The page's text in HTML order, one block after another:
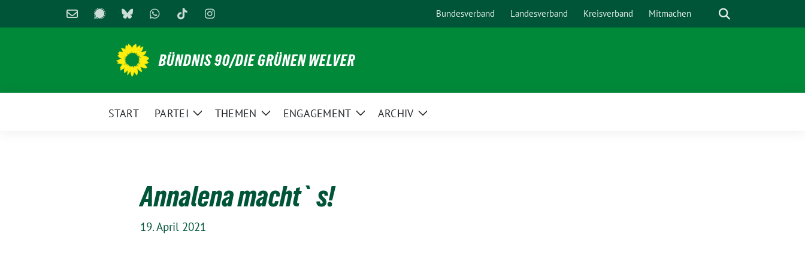
zum
Bundesverband Landesverband Kreisverband Mitmachen Suche
BÜNDNIS 90/DIE GRÜNEN WELVER
START PARTEI
ZeigeTHEMEN
ZeigeENGAGEMENT
ZeigeARCHIV
Zeige
Annalena macht`s!
19. April 2021